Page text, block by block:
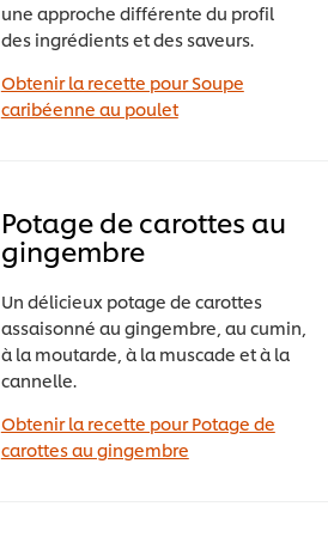
une approche différente du profil
des ingrédients et des saveurs.
Obtenir la recette pour Soupe
caribéenne au poulet
Potage de carottes au
gingembre
Un délicieux potage de carottes
assaisonné au gingembre, au cumin,
à la moutarde, à la muscade et à la
cannelle.
Obtenir la recette pour Potage de
carottes au gingembre